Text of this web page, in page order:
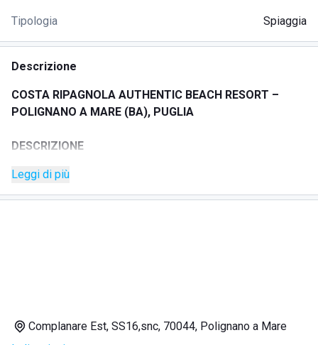
Tipologia Spiaggia
Descrizione
COSTA RIPAGNOLA AUTHENTIC BEACH RESORT –
POLIGNANO A MARE (BA), PUGLIA
DESCRIZIONE
Puglia, lungo il tratto di costa tra Polignano a Mare e Mola
di Bari. Un paesaggio essenziale, fatto di pietra, muretti a
Acqua cristallina, sabbia dorata, anfratti naturali, angoli di
Leggi di più
Complanare Est, SS16,snc, 70044, Polignano a Mare